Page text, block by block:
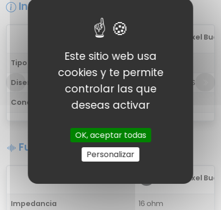
Información general
Google Pixel
Tipo de auricular
in-ear
Diseño
Auriculares TWS
Conectividad
Inalámbrica
Funciones de sonido
Google Pixel
Impedancia
16 ohm
Este sitio web usa
cookies y te permite
controlar las que
deseas activar
OK, aceptar todas
Personalizar